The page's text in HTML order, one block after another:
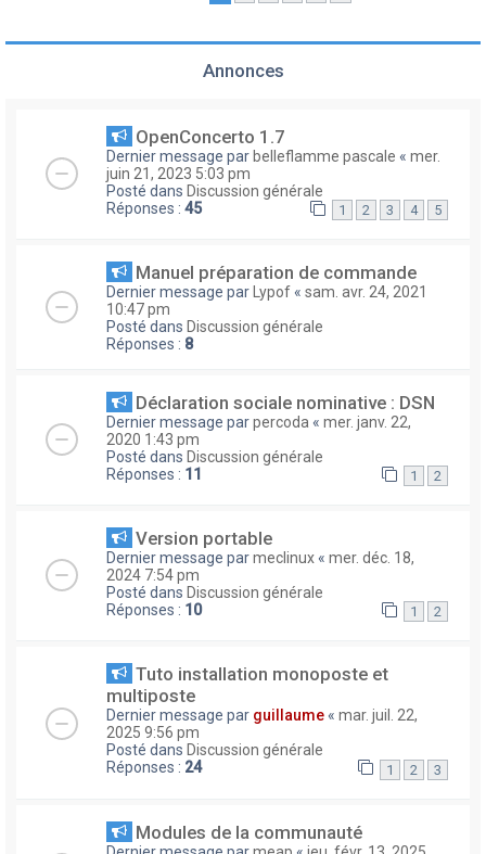
Annonces
OpenConcerto 1.7
Dernier message par belleflamme pascale « mer.
juin 21, 2023 5:03 pm
Posté dans Discussion générale
Réponses : 45 1 2 3 4 5
Manuel préparation de commande
Dernier message par Lypof « sam. avr. 24, 2021
10:47 pm
Posté dans Discussion générale
Réponses : 8
Déclaration sociale nominative : DSN
Dernier message parpercoda « mer. janv. 22,
2020 1:43 pm
Posté dans Discussion générale
Réponses : 11 1 2
Version portable
Dernier message parmeclinux « mer. déc. 18,
2024 7:54 pm
Posté dans Discussion générale
Réponses : 10 1 2
Tuto installation monoposte et
multiposte
Dernier message par guillaume « mar. juil. 22,
2025 9:56 pm
Posté dans Discussion générale
Réponses : 24 1 2 3
Modules de la communauté